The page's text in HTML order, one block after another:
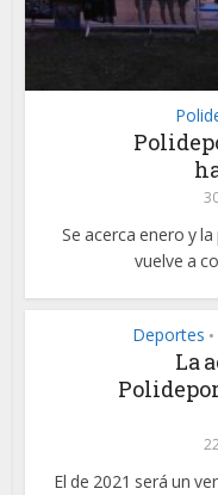
Se acerca enero y
vuelve a
Deportes •
La
El de 2021 será un